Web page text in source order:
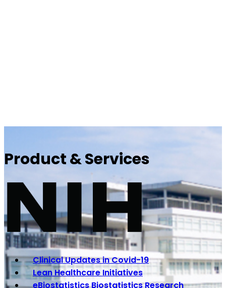
Product & Services
Clinical Updates in Covid-19
Lean Healthcare Initiatives
eBiostatistics Biostatistics Research